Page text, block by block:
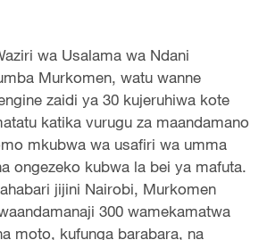
wa Usalama wa Ndani
Murkomen, watu wanne
zaidi ya 30 kujeruhiwa kote
katika vurugu za maandamano
mkubwa wa usafiri wa umma
ongezeko kubwa la bei ya mafuta.
jijini Nairobi, Murkomen
300 wamekamatwa
moto, kufunga barabara, na